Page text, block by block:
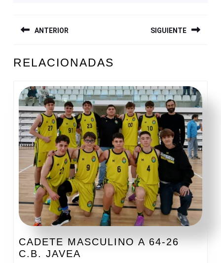
DE
ANTERIOR
anterior:
SIGUIENTE
entrada:
RELACIONADAS
CADETE MASCULINO A 64-26
C.B. JAVEA